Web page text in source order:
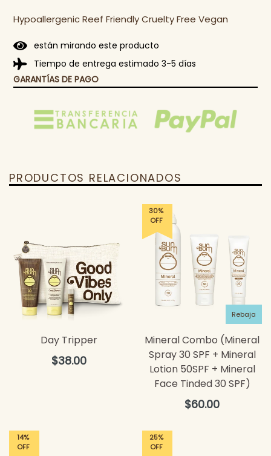
Hypoallergenic Reef Friendly Cruelty Free Vegan
están mirando este producto
Tiempo de entrega estimado 3-5 días
GARANTÍAS DE PAGO
PRODUCTOS RELACIONADOS
Day Tripper
Precio
$38.00
30%
OFF
Rebaja
Mineral Combo (Mineral
Spray 30 SPF + Mineral
Lotion 50SPF + Mineral
Face Tinded 30 SPF)
Precio
$60.00
14%
OFF
25%
OFF